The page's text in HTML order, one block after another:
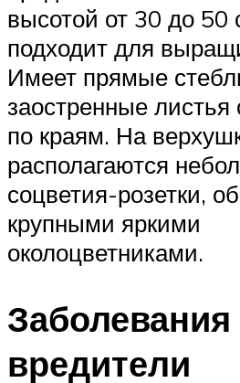
высотой от 30 до 50
подходит для
Имеет прямые
заостренные листья
по краям. На
располагаются
соцветия-розетки,
крупными яркими
околоцветниками.
Заболевания
вредители